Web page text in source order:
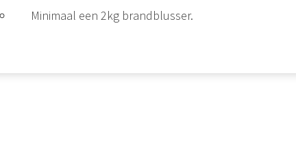
Minimaal een 2kg brandblusser.